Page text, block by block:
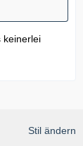
keinerlei
Stil ändern